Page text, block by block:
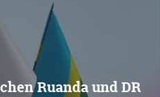
Ruanda und DR